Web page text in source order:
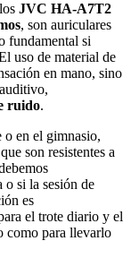
JVC HA-A7T2
, son auriculares
fundamental si
uso de material de
en mano, sino
ruido.
o en el gimnasio,
son resistentes a
o si la sesión de
es
el trote diario y el
como para llevarlo